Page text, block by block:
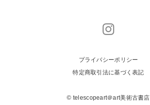
プライバシーポリシー
特定商取引法に基づく表記
© telescopeart＠art美術古書店